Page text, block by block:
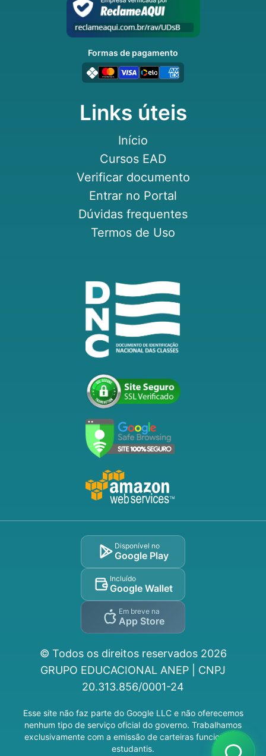
Links úteis
Início
Cursos EAD
Verificar documento
Entrar no Portal
Dúvidas frequentes
Termos de Uso
Formas de pagamento
Disponível no
Google Play
Incluído
Google Wallet
Em breve na
App Store
© Todos os direitos reservados 2026
GRUPO EDUCACIONAL ANEP | CNPJ
20.313.856/0001-24
Esse site não faz parte do Google LLC e não oferecemos
nenhum tipo de serviço oficial do governo. Trabalhamos
exclusivamente com a emissão de carteiras funcionais e
estudantis.